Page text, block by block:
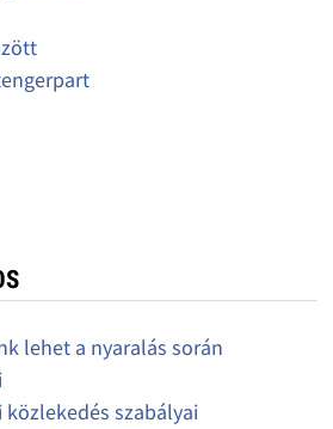
lehet a nyaralás során
szabályai